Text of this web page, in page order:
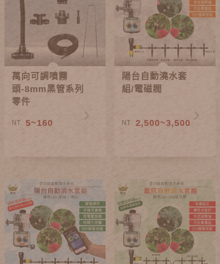
萬向可調噴霧
頭-8mm黑管系列
零件
NT. 5~160
陽台自動澆水套
組/電磁閥
NT. 2,500~3,500